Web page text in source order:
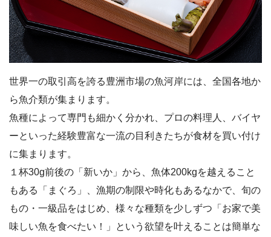
世界一の取引高を誇る豊洲市場の魚河岸には、全国各地か
ら魚介類が集まります。
魚種によって専門も細かく分かれ、プロの料理人、バイヤ
ーといった経験豊富な一流の目利きたちが食材を買い付け
に集まります。
１杯30g前後の「新いか」から、魚体200kgを越えること
もある「まぐろ」、漁期の制限や時化もあるなかで、旬の
もの・一級品をはじめ、様々な種類を少しずつ「お家で美
味しい魚を食べたい！」という欲望を叶えることは簡単な